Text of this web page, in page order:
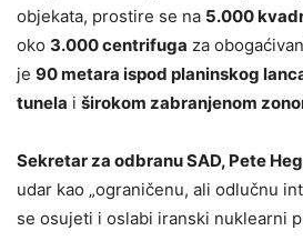
objekata, prostire se na 5.000
oko 3.000 centrifuga za
je 90 metara ispod planinskog
tunela i širokom zabranjenom
Sekretar za odbranu SAD, Pete
udar kao „ograničenu, ali odlučnu
se osujeti i oslabi iranski nuklearni